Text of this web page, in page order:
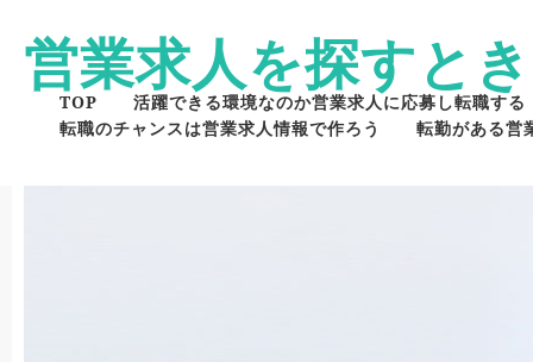
営業求人を探すと
TOP
活躍できる環境なのか営業求人に応募し転職する
転職のチャンスは営業求人情報で作ろう
転勤がある営